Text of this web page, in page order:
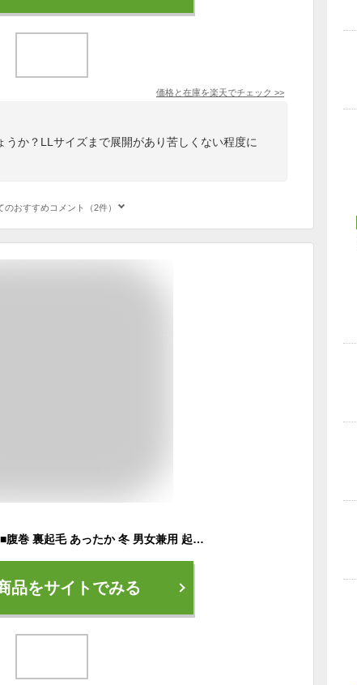
価格と在庫を楽天でチェック >>
か？LLサイズまで展開があり苦しくない程度に
のおすすめコメント（2件）
26日9:59まで5%OFF■腹巻 裏起毛 あったか 冬 男女兼用 起毛 ロング レディース 腹巻き メンズ 冬用 暖かい 防寒 温活 生理 冷え性 冷え対策 冷え取り はらまき インナー 紳士 黒 ストレッチ 大きいサイズ 妊娠 マタニティ【iLegHアイレッグヒート】 gt *1*2-2t*y3-4t
品をサイトでみる